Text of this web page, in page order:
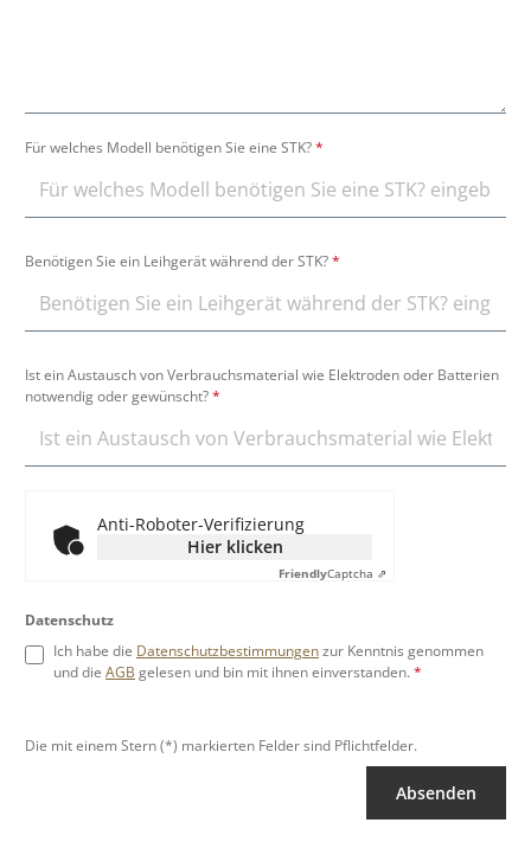
Für welches Modell benötigen Sie eine STK?*
Benötigen Sie ein Leihgerät während der STK?*
Ist ein Austausch von Verbrauchsmaterial wie Elektroden oder Batterien
notwendig oder gewünscht?*
Anti-Roboter-Verifizierung
Hier klicken
FriendlyCaptcha ⇗
Datenschutz
Ich habe die Datenschutzbestimmungenzur Kenntnis genommen
und die AGB gelesen und bin mit ihnen einverstanden. *
Die mit einem Stern (*) markierten Felder sind Pflichtfelder.
Absenden